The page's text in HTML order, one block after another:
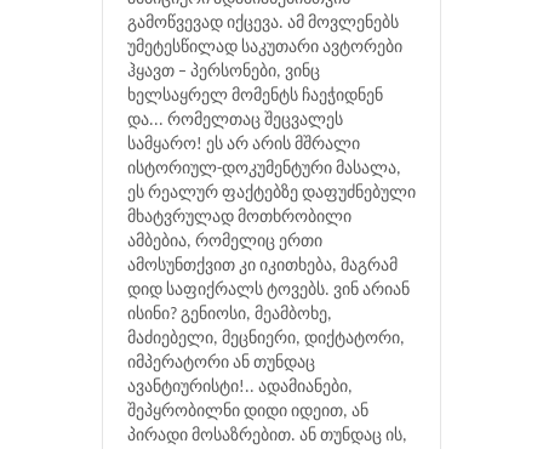
გამოწვევად იქცევა. ამ მოვლენებს
უმეტესწილად საკუთარი ავტორები
ჰყავთ – პერსონები, ვინც
ხელსაყრელ მომენტს ჩაეჭიდნენ
და... რომელთაც შეცვალეს
სამყარო! ეს არ არის მშრალი
ისტორიულ-დოკუმენტური მასალა,
ეს რეალურ ფაქტებზე დაფუძნებული
მხატვრულად მოთხრობილი
ამბებია, რომელიც ერთი
ამოსუნთქვით კი იკითხება, მაგრამ
დიდ საფიქრალს ტოვებს. ვინ არიან
ისინი? გენიოსი, მეამბოხე,
მაძიებელი, მეცნიერი, დიქტატორი,
იმპერატორი ან თუნდაც
ავანტიურისტი!.. ადამიანები,
შეპყრობილნი დიდი იდეით, ან
პირადი მოსაზრებით. ან თუნდაც ის,